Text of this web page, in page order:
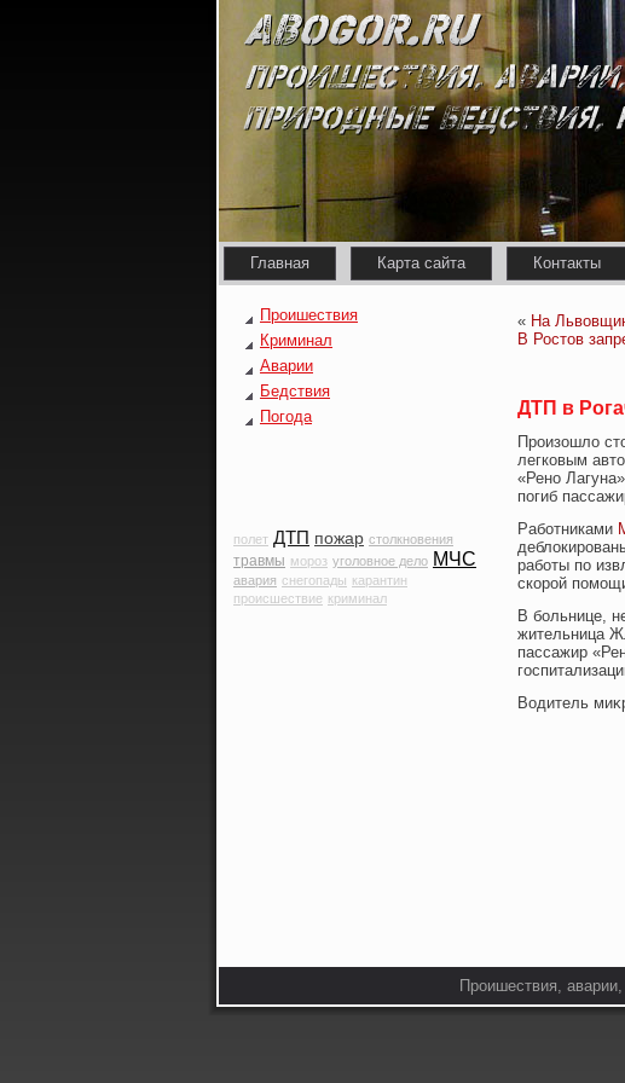
Главная Карта сайта Контакты
Проишествия
Криминал
Аварии
Бедствия
Погода
полет ДТП пожар столкновения
травмы мороз уголовное дело МЧС
авария снегопады карантин
происшествие криминал
« На
В Ростов
ДТП в
Произошло
легковым
«Рено
погиб
Работниками
работы по
скорой
В больнице,
жительница
пассажир
Водитель
Проишествия,